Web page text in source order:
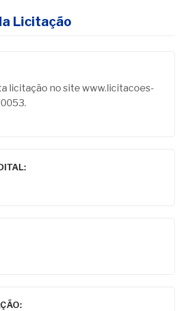
Licitação
licitação no site www.licitacoes-